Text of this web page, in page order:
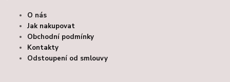
O nás
Jak nakupovat
Obchodní podmínky
Kontakty
Odstoupení od smlouvy